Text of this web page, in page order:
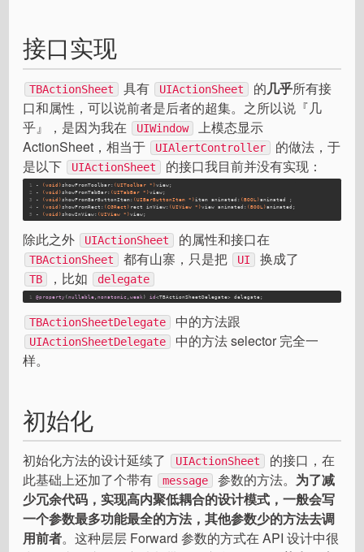
接口实现
TBActionSheet 具有 UIActionSheet 的几乎所有接
口和属性，可以说前者是后者的超集。之所以说『几
乎』，是因为我在
UIWindow
上模态显示
ActionSheet，相当于
UIAlertController
的做法，于
是以下
UIActionSheet 的接口我目前并没有实现：
1
2
3
4
5
- (void)showFromToolbar: (UIToolbar *)view;
-
(void)showFromTabBar: (UITabBar *)view;
-
(void)showFromBarButtonItem: (UIBarButtonItem *)item animated: (BOOL)animated ;
-
(void)showFromRect: (CGRect) rect inView: (UIView *)view animated: (BOOL)animated;
-
(void)showInView: (UIView *)view;
除此之外 UIActionSheet 的属性和接口在
TBActionSheet 都有山寨，只是把 UI 换成了
TB ，比如 delegate
1 @property (nullable ,nonatomic ,weak ) id<TBActionSheetDelegate> delegate;
TBActionSheetDelegate 中的方法跟
UIActionSheetDelegate
中的方法 selector 完全一
样。
初始化
初始化方法的设计延续了 UIActionSheet
的接口，在
此基础上还加了个带有
message 参数的方法。 为了减
少冗余代码，实现高内聚低耦合的设计模式，一般会写
一个参数最多功能最全的方法，其他参数少的方法去调
用前者。这种层层 Forward 参数的方式在 API 设计中很